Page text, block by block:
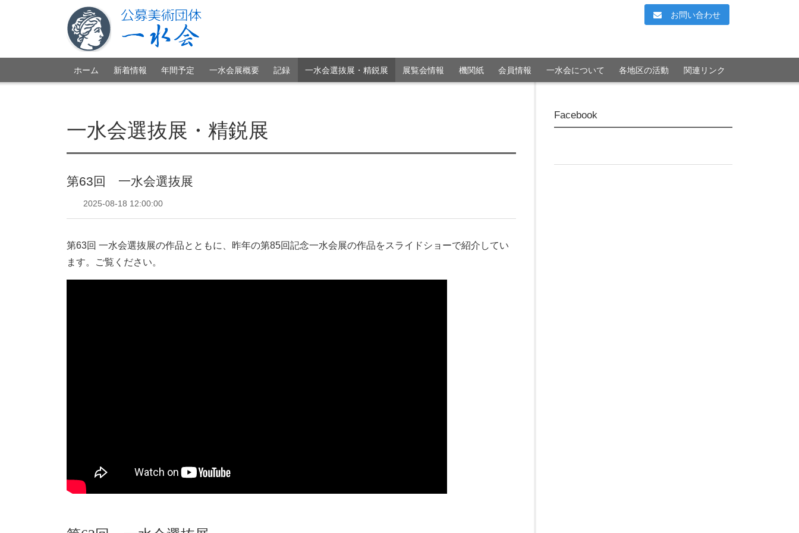
お問い合わせ
ホーム 新着情報 年間予定 一水会展概要 記録 一水会選抜展・精鋭展 展覧会情報 機関紙 会員情報 一水会について 各地区の活動 関連リンク
一水会選抜展・精鋭展
第63回 一水会選抜展
2025-08-18 12:00:00
第63回 一水会選抜展の作品とともに、昨年の第85回記念一水会展の作品をスライドショーで紹介してい
ます。ご覧ください。
Facebook